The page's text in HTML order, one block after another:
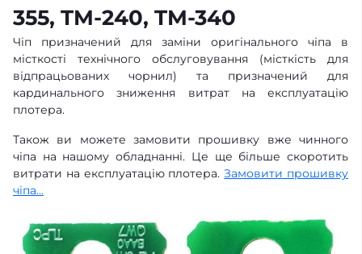
355, TM-240, TM-340
Чіп призначений для заміни оригінального чіпа в
місткості технічного обслуговування (місткість для
відпрацьованих чорнил) та призначений для
кардинального зниження витрат на експлуатацію
плотера.
Також ви можете замовити прошивку вже чинного
чіпа на нашому обладнанні. Це ще більше скоротить
витрати на експлуатацію плотера.Замовити прошивку
чіпа...